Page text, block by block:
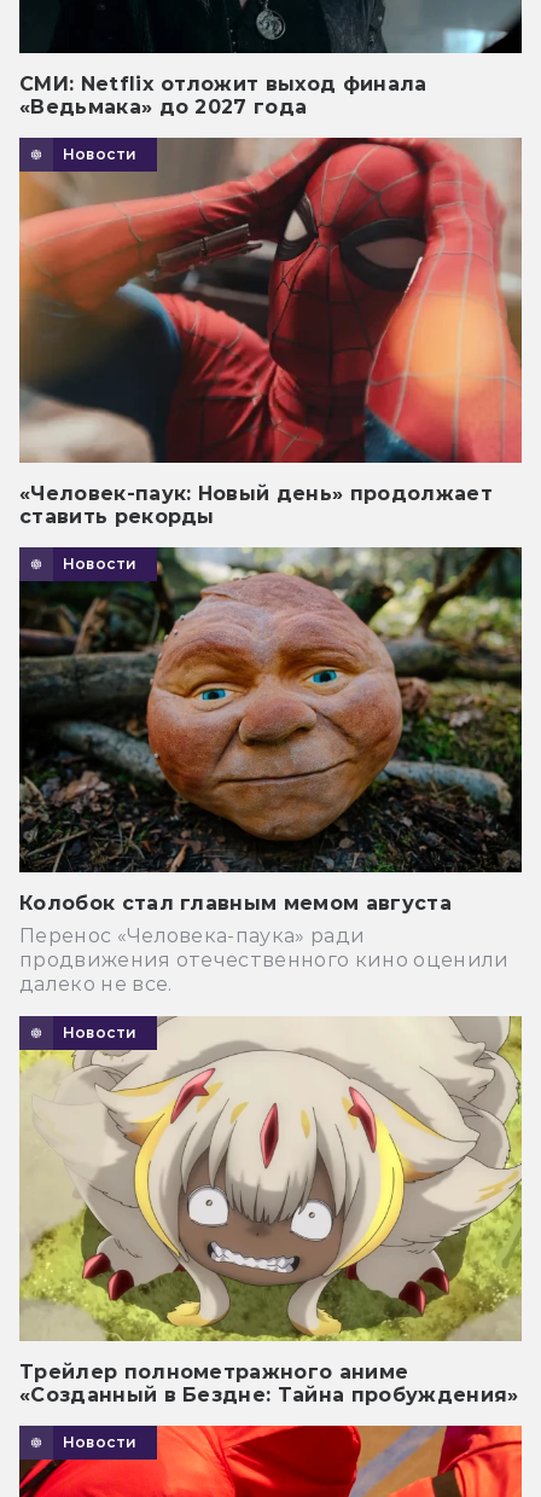
СМИ: Netflix отложит выход финала
«Ведьмака» до 2027 года
Новости
«Человек-паук: Новый день» продолжает
ставить рекорды
Новости
Колобок стал главным мемом августа
Перенос «Человека-паука» ради
продвижения отечественного кино оценили
далеко не все.
Новости
Трейлер полнометражного аниме
«Созданный в Бездне: Тайна пробуждения»
Новости